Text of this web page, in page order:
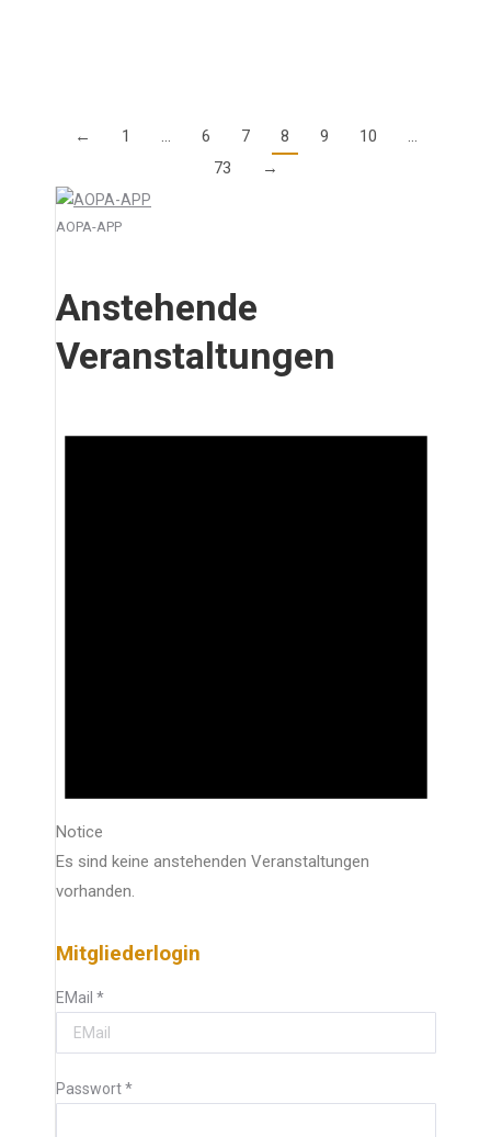
← 1 … 6 7 8 9 10
…
73
→
AOPA-APP
Anstehende
Veranstaltungen
Notice
Es sind keine anstehenden Veranstaltungen
vorhanden.
Mitgliederlogin
EMail *
Passwort*